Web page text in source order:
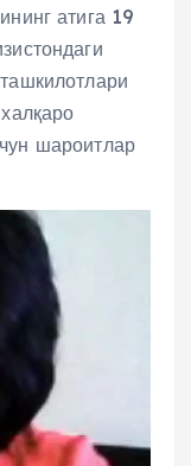
атига 19
шароитлар